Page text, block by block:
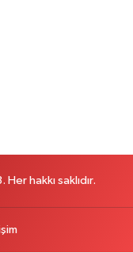
hakkı saklıdır.